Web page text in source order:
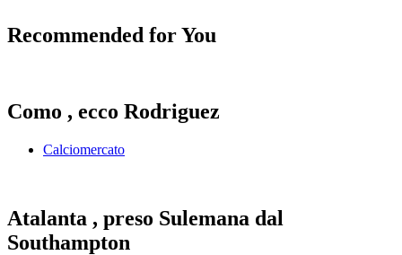
Recommended for You
Como , ecco Rodriguez
Calciomercato
Atalanta , preso Sulemana dal
Southampton